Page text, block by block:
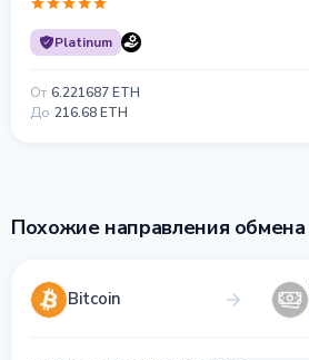
Platinum
От 6.221687 ETH
До 216.68 ETH
Похожие направления обмена
Bitcoin